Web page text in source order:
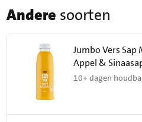
Andere soorten
Jumbo Vers Sap
Appel &
10+ dagen